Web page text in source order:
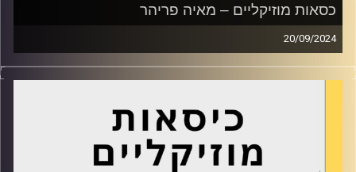
כסאות מוזיקליים – מאיה פריהר
20/09/2024
כסאות מוזיקליים עם מאיה פריהר